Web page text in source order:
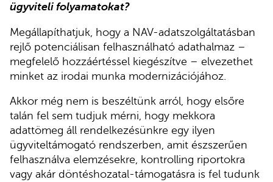
ügyviteli folyamatokat?
Megállapíthatjuk, hogy a NAV-adatszolgáltatásban
rejlő potenciálisan felhasználható adathalmaz –
megfelelő hozzáértéssel kiegészítve – elvezethet
minket az irodai munka modernizációjához.
Akkor még nem is beszéltünk arról, hogy elsőre
talán fel sem tudjuk mérni, hogy mekkora
adattömeg áll rendelkezésünkre egy ilyen
ügyviteltámogató rendszerben, amit észszerűen
felhasználva elemzésekre, kontrolling riportokra
vagy akár döntéshozatal-támogatásra is fel tudunk